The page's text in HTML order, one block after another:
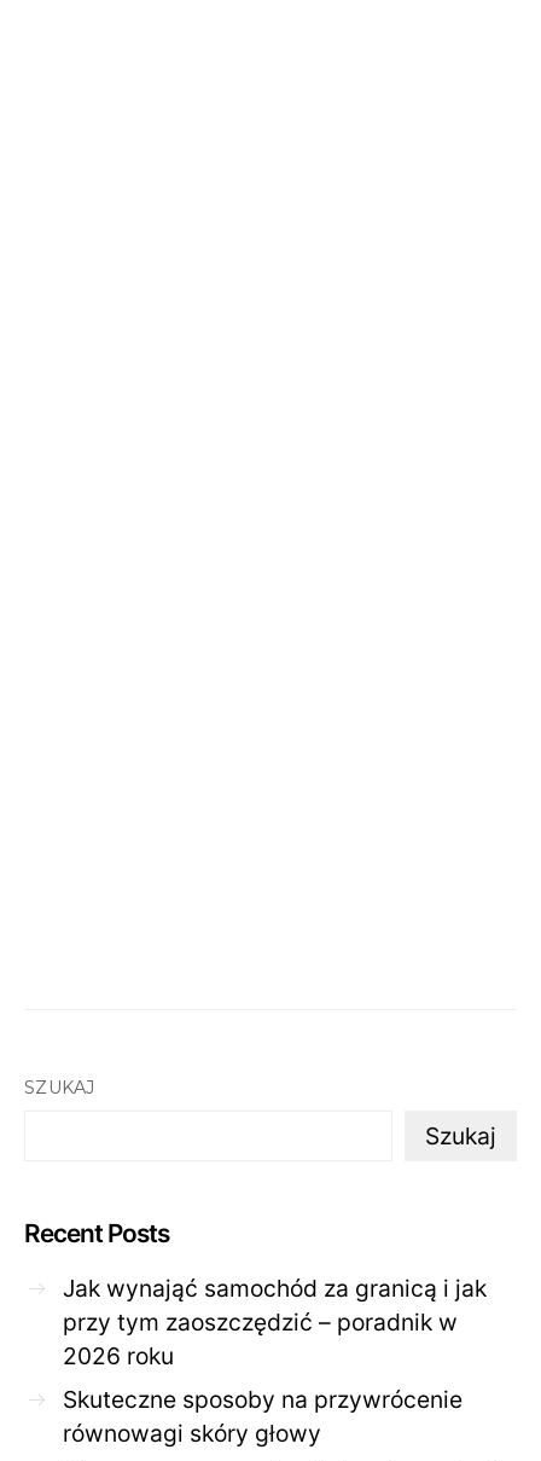
SZUKAJ
Szukaj
Recent Posts
Jak wynająć samochód za granicą i jak
przy tym zaoszczędzić – poradnik w
2026 roku
Skuteczne sposoby na przywrócenie
równowagi skóry głowy